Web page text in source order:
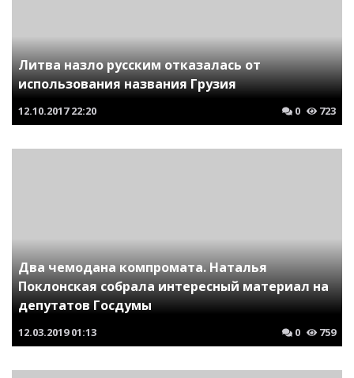
Литва назло русским отказалась от
использования названия Грузия
12.10.2017 22:20 0 723
Два чемодана компромата. Наталья
Поклонская собрала интересный материал на
депутатов Госдумы
12.03.2019 01:13 0 759